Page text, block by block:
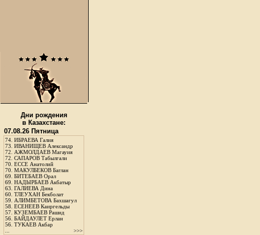
Дни рождения
в Казахстане:
07.08.26 Пятница
74. ИБРАЕВА Галия
73. ИВАНИЩЕВ Александр
72. АЖМОЛДАЕВ Магауия
72. САПАРОВ Табылгали
70. ЕССЕ Анатолий
70. МАКУЛБЕКОВ Баглан
69. БИТЕБАЕВ Орал
69. НАДЫРБАЕВ Акбатыр
63. ГАЛИЕВА Дина
60. ТЛЕУХАН Бекболат
59. АЛИМБЕТОВА Бахшагул
58. ЕСЕНЕЕВ Каиргельды
57. КУЗЕМБАЕВ Рашид
56. БАЙДАУЛЕТ Ерлан
56. ТУКАЕВ Акбар
>>>